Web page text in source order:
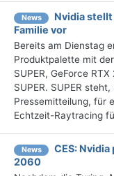
News
Nvidia stellt
Familie vor
Bereits am Dienstag
Produktpalette mit
SUPER, GeForce
SUPER. SUPER
Pressemitteilung, für
Echtzeit-Raytracing
News
CES:
2060